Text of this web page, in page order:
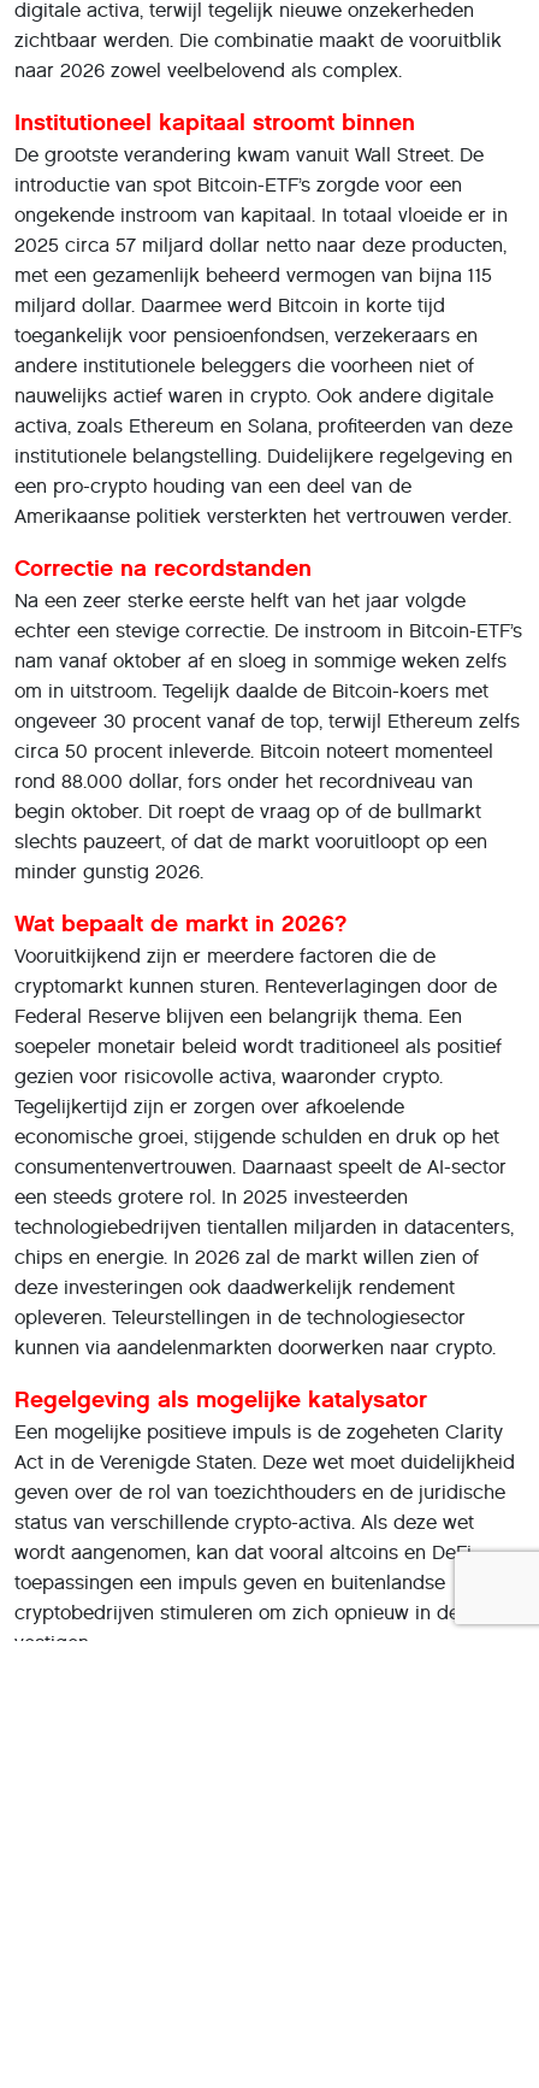
digitale activa, terwijl tegelijk nieuwe onzekerheden
zichtbaar werden. Die combinatie maakt de vooruitblik
naar 2026 zowel veelbelovend als complex.
Institutioneel kapitaal stroomt binnen
De grootste verandering kwam vanuit Wall Street. De
introductie van spot Bitcoin-ETF’s zorgde voor een
ongekende instroom van kapitaal. In totaal vloeide er in
2025 circa 57 miljard dollar netto naar deze producten,
met een gezamenlijk beheerd vermogen van bijna 115
miljard dollar. Daarmee werd Bitcoin in korte tijd
toegankelijk voor pensioenfondsen, verzekeraars en
andere institutionele beleggers die voorheen niet of
nauwelijks actief waren in crypto. Ook andere digitale
activa, zoals Ethereum en Solana, profiteerden van deze
institutionele belangstelling. Duidelijkere regelgeving en
een pro-crypto houding van een deel van de
Amerikaanse politiek versterkten het vertrouwen verder.
Correctie na recordstanden
Na een zeer sterke eerste helft van het jaar volgde
echter een stevige correctie. De instroom in Bitcoin-ETF’s
nam vanaf oktober af en sloeg in sommige weken zelfs
om in uitstroom. Tegelijk daalde de Bitcoin-koers met
ongeveer 30 procent vanaf de top, terwijl Ethereum zelfs
circa 50 procent inleverde. Bitcoin noteert momenteel
rond 88.000 dollar, fors onder het recordniveau van
begin oktober. Dit roept de vraag op of de bullmarkt
slechts pauzeert, of dat de markt vooruitloopt op een
minder gunstig 2026.
Wat bepaalt de markt in 2026?
Vooruitkijkend zijn er meerdere factoren die de
cryptomarkt kunnen sturen. Renteverlagingen door de
Federal Reserve blijven een belangrijk thema. Een
soepeler monetair beleid wordt traditioneel als positief
gezien voor risicovolle activa, waaronder crypto.
Tegelijkertijd zijn er zorgen over afkoelende
economische groei, stijgende schulden en druk op het
consumentenvertrouwen. Daarnaast speelt de AI-sector
een steeds grotere rol. In 2025 investeerden
technologiebedrijven tientallen miljarden in datacenters,
chips en energie. In 2026 zal de markt willen zien of
deze investeringen ook daadwerkelijk rendement
opleveren. Teleurstellingen in de technologiesector
kunnen via aandelenmarkten doorwerken naar crypto.
Regelgeving als mogelijke katalysator
Een mogelijke positieve impuls is de zogeheten Clarity
Act in de Verenigde Staten. Deze wet moet duidelijkheid
geven over de rol van toezichthouders en de juridische
status van verschillende crypto-activa. Als deze wet
wordt aangenomen, kan dat vooral altcoins en DeFi-
toepassingen een impuls geven en buitenlandse
cryptobedrijven stimuleren om zich opnieuw in de VS te
vestigen.